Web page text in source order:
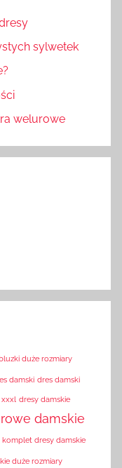
sylwetek
welurowe
duże rozmiary
damski dres damski
xxxl dresy damskie
damskie
komplet dresy damskie
duże rozmiary